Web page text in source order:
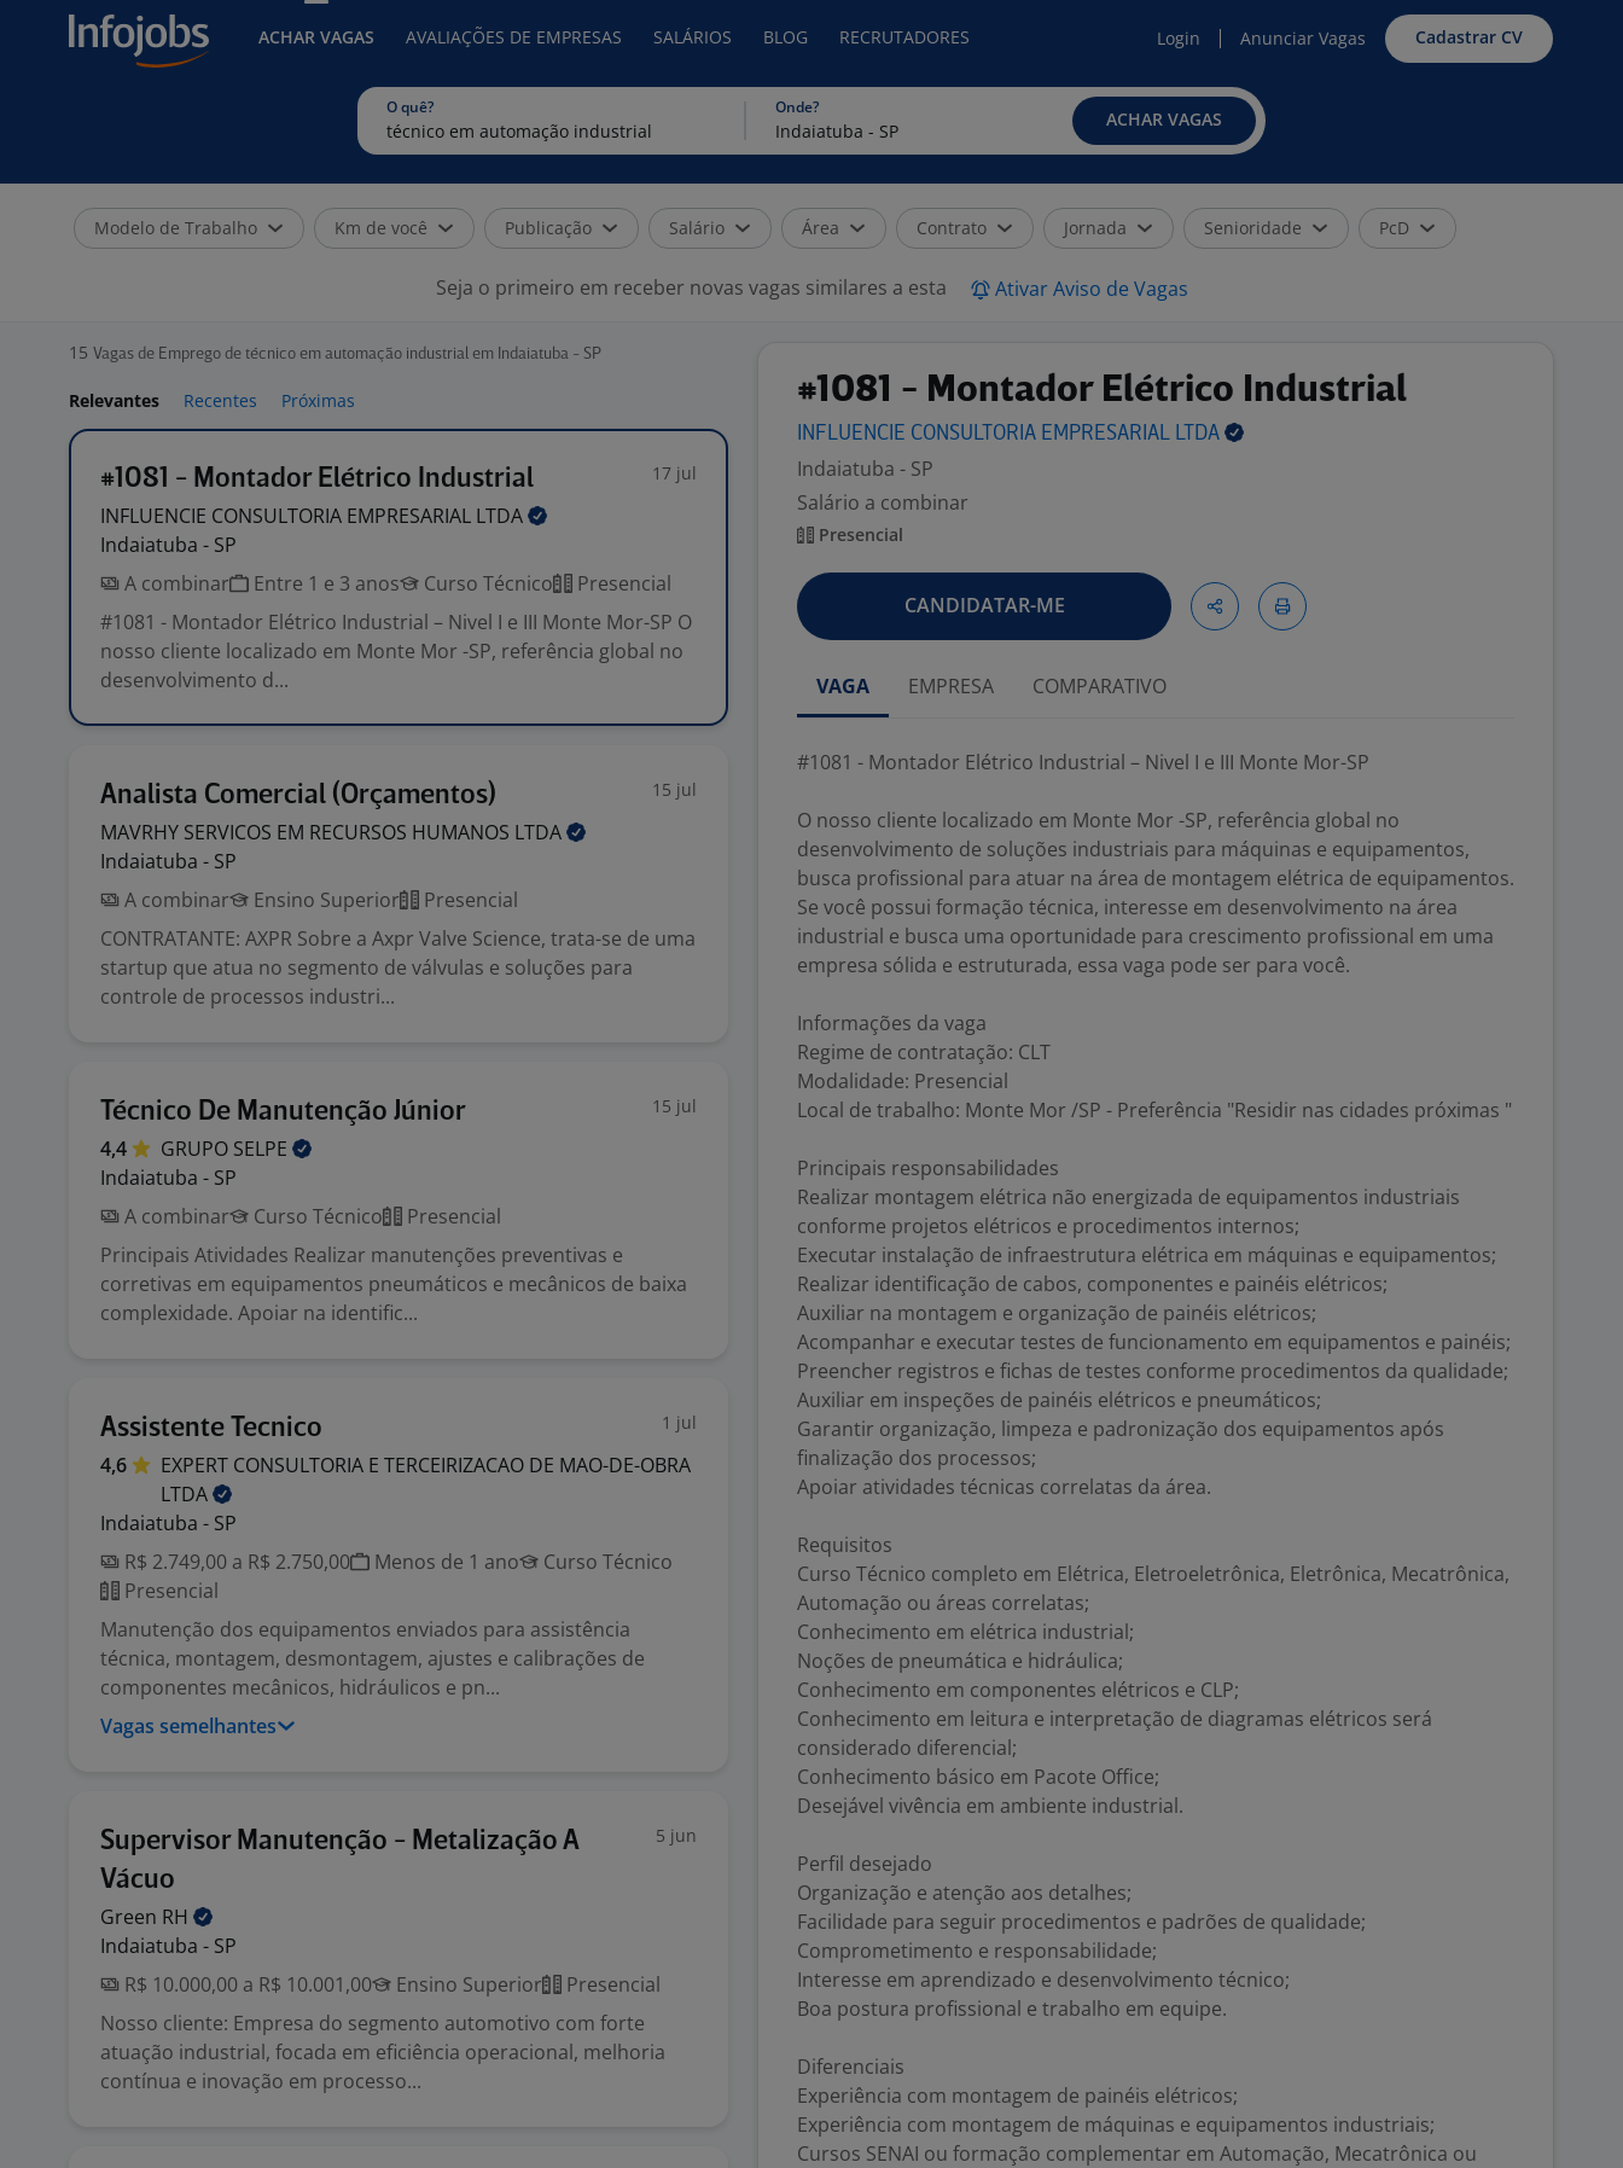
ACHAR VAGAS AVALIAÇÕES DE EMPRESAS SALÁRIOS BLOG RECRUTADORES Login Anunciar Vagas Cadastrar CV
O quê? Onde?
ACHAR VAGAS
Modelo de Trabalho Km de você Publicação Salário Área Contrato Jornada Senioridade PcD
Seja o primeiro em receber novas vagas similares a esta Ativar Aviso de Vagas
15 Vagas de Emprego de técnico em automação industrial em Indaiatuba - SP
Relevantes Recentes Próximas
#1081 - Montador Elétrico Industrial 17 jul
INFLUENCIE CONSULTORIA EMPRESARIAL LTDA
Indaiatuba - SP
A combinar
Entre 1 e 3 anos Curso Técnico
Presencial
#1081 - Montador Elétrico Industrial – Nivel I e III Monte Mor-SP O
nosso cliente localizado em Monte Mor -SP, referência global no
desenvolvimento d...
Analista Comercial (Orçamentos) 15 jul
MAVRHY SERVICOS EM RECURSOS HUMANOS LTDA
Indaiatuba - SP
A combinar
Ensino Superior
Presencial
CONTRATANTE: AXPR Sobre a Axpr Valve Science, trata-se de uma
startup que atua no segmento de válvulas e soluções para
controle de processos industri...
Técnico De Manutenção Júnior 15 jul
4,4 GRUPO SELPE
Indaiatuba - SP
A combinar
Curso Técnico
Presencial
Principais Atividades Realizar manutenções preventivas e
corretivas em equipamentos pneumáticos e mecânicos de baixa
complexidade. Apoiar na identific...
Assistente Tecnico 1 jul
4,6
EXPERT CONSULTORIA E TERCEIRIZACAO DE MAO-DE-OBRA
LTDA
Indaiatuba - SP
R$ 2.749,00 a R$ 2.750,00
Menos de 1 ano
Curso Técnico
Presencial
Manutenção dos equipamentos enviados para assistência
técnica, montagem, desmontagem, ajustes e calibrações de
componentes mecânicos, hidráulicos e pn...
Vagas semelhantes
Supervisor Manutenção - Metalização A
Vácuo
5 jun
Green RH
Indaiatuba - SP
R$ 10.000,00 a R$ 10.001,00
Ensino Superior
Presencial
Nosso cliente: Empresa do segmento automotivo com forte
atuação industrial, focada em eficiência operacional, melhoria
contínua e inovação em processo...
#1081 - Montador Elétrico Industrial
INFLUENCIE CONSULTORIA EMPRESARIAL LTDA
Indaiatuba - SP
Salário a combinar
Presencial
CANDIDATAR-ME
VAGA EMPRESA COMPARATIVO
#1081 - Montador Elétrico Industrial – Nivel I e III Monte Mor-SP
O nosso cliente localizado em Monte Mor -SP, referência global no
desenvolvimento de soluções industriais para máquinas e equipamentos,
busca profissional para atuar na área de montagem elétrica de equipamentos.
Se você possui formação técnica, interesse em desenvolvimento na área
industrial e busca uma oportunidade para crescimento profissional em uma
empresa sólida e estruturada, essa vaga pode ser para você.
Informações da vaga
Regime de contratação: CLT
Modalidade: Presencial
Local de trabalho: Monte Mor /SP - Preferência "Residir nas cidades próximas "
Principais responsabilidades
Realizar montagem elétrica não energizada de equipamentos industriais
conforme projetos elétricos e procedimentos internos;
Executar instalação de infraestrutura elétrica em máquinas e equipamentos;
Realizar identificação de cabos, componentes e painéis elétricos;
Auxiliar na montagem e organização de painéis elétricos;
Acompanhar e executar testes de funcionamento em equipamentos e painéis;
Preencher registros e fichas de testes conforme procedimentos da qualidade;
Auxiliar em inspeções de painéis elétricos e pneumáticos;
Garantir organização, limpeza e padronização dos equipamentos após
finalização dos processos;
Apoiar atividades técnicas correlatas da área.
Requisitos
Curso Técnico completo em Elétrica, Eletroeletrônica, Eletrônica, Mecatrônica,
Automação ou áreas correlatas;
Conhecimento em elétrica industrial;
Noções de pneumática e hidráulica;
Conhecimento em componentes elétricos e CLP;
Conhecimento em leitura e interpretação de diagramas elétricos será
considerado diferencial;
Conhecimento básico em Pacote Office;
Desejável vivência em ambiente industrial.
Perfil desejado
Organização e atenção aos detalhes;
Facilidade para seguir procedimentos e padrões de qualidade;
Comprometimento e responsabilidade;
Interesse em aprendizado e desenvolvimento técnico;
Boa postura profissional e trabalho em equipe.
Diferenciais
Experiência com montagem de painéis elétricos;
Experiência com montagem de máquinas e equipamentos industriais;
Cursos SENAI ou formação complementar em Automação, Mecatrônica ou